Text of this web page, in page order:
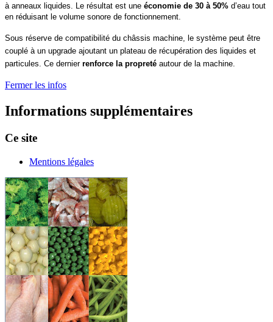
à anneaux liquides. Le résultat est une économie de 30 à 50% d’eau tout
en réduisant le volume sonore de fonctionnement.
Sous réserve de compatibilité du châssis machine, le système peut être
couplé à un upgrade ajoutant un plateau de récupération des liquides et
particules. Ce dernier renforce la propreté autour de la machine.
Fermer les infos
Informations supplémentaires
Ce site
Mentions légales